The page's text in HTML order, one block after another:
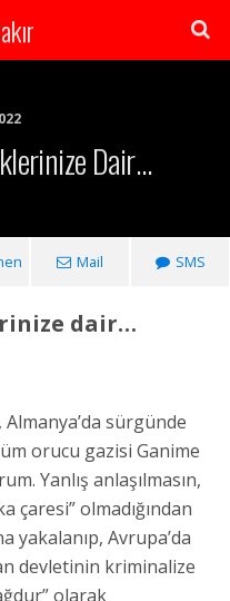
Dair…
Mail SMS
dair…
sürgünde
orucu gazisi Ganime
Yanlış anlaşılmasın,
çaresi” olmadığından
yakalanıp, Avrupa’da
devletinin kriminalize
olarak